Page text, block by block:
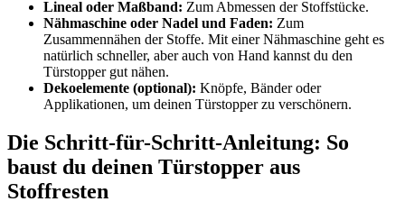
Lineal oder Maßband: Zum Abmessen der Stoffstücke.
Nähmaschine oder Nadel und Faden: Zum
Zusammennähen der Stoffe. Mit einer Nähmaschine geht es
natürlich schneller, aber auch von Hand kannst du den
Türstopper gut nähen.
Dekoelemente (optional): Knöpfe, Bänder oder
Applikationen, um deinen Türstopper zu verschönern.
Die Schritt-für-Schritt-Anleitung: So
baust du deinen Türstopper aus
Stoffresten